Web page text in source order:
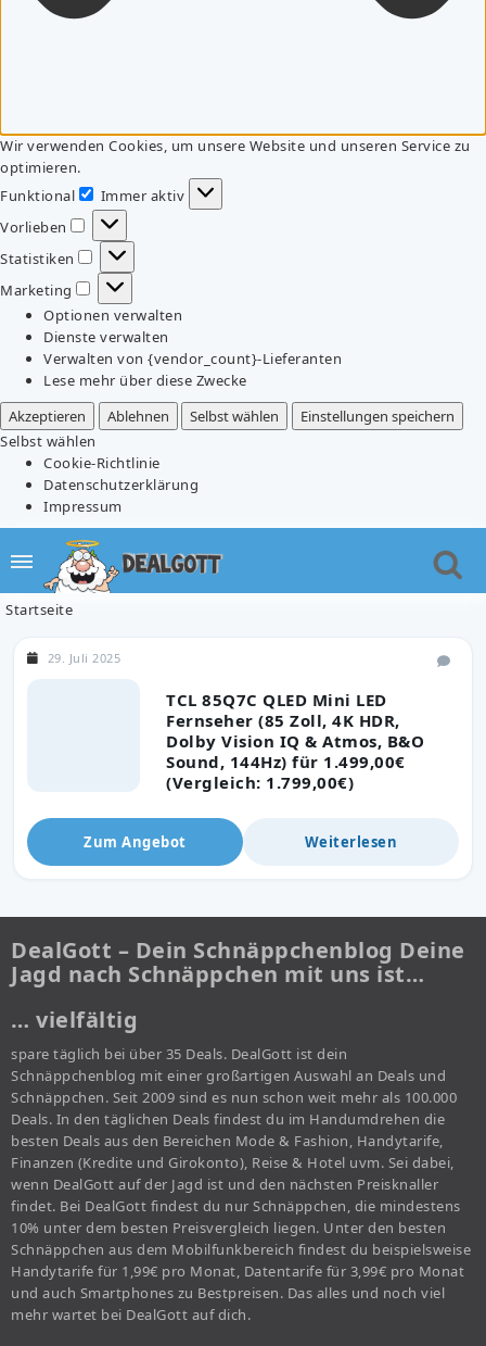
Wir verwenden Cookies, um unsere Website und unseren Service zu
optimieren.
Funktional
Funktional
Immer aktiv
Vorlieben
Vorlieben
Statistiken
Statistiken
Marketing
Marketing
Optionen verwalten
Dienste verwalten
Verwalten von {vendor_count}-Lieferanten
Lese mehr über diese Zwecke
Akzeptieren
Ablehnen Selbst wählen
Einstellungen speichern
Selbst wählen
Cookie-Richtlinie
Datenschutzerklärung
Impressum
Startseite
TCL 85Q7C QLED Mini LED
Fernseher (85 Zoll, 4K HDR,
Dolby Vision IQ & Atmos, B&O
Sound, 144Hz) für 1.499,00€
(Vergleich: 1.799,00€)
29. Juli 2025
Zum Angebot Weiterlesen
DealGott – Dein Schnäppchenblog Deine
Jagd nach Schnäppchen mit uns ist…
… vielfältig
spare täglich bei über 35 Deals. DealGott ist dein
Schnäppchenblog mit einer großartigen Auswahl an Deals und
Schnäppchen. Seit 2009 sind es nun schon weit mehr als 100.000
Deals. In den täglichen Deals findest du im Handumdrehen die
besten Deals aus den Bereichen Mode & Fashion, Handytarife,
Finanzen (Kredite und Girokonto), Reise & Hotel uvm. Sei dabei,
wenn DealGott auf der Jagd ist und den nächsten Preisknaller
findet. Bei DealGott findest du nur Schnäppchen, die mindestens
10% unter dem besten Preisvergleich liegen. Unter den besten
Schnäppchen aus dem Mobilfunkbereich findest du beispielsweise
Handytarife für 1,99€ pro Monat, Datentarife für 3,99€ pro Monat
und auch Smartphones zu Bestpreisen. Das alles und noch viel
mehr wartet bei DealGott auf dich.